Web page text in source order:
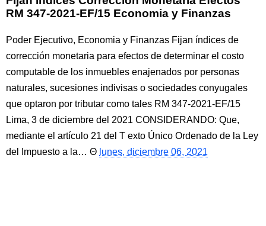
RM 347-2021-EF/15 Economia y Finanzas
Poder Ejecutivo, Economia y Finanzas Fijan índices de
corrección monetaria para efectos de determinar el costo
computable de los inmuebles enajenados por personas
naturales, sucesiones indivisas o sociedades conyugales
que optaron por tributar como tales RM 347-2021-EF/15
Lima, 3 de diciembre del 2021 CONSIDERANDO: Que,
mediante el artículo 21 del T exto Único Ordenado de la Ley
del Impuesto a la…
lunes, diciembre 06, 2021